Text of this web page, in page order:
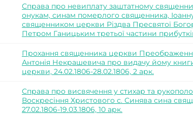
Справа про невиплату заштатному
онукам, синам померлого священника,
священником церкви Різдва Пресвятої
Петром Ганицьким третьої частини
Прохання священника церкви
Антонія Некрашевича про видачу йому
церкви, 24.02.1806-28.02.1806, 2 арк.
Справа про висвячення у стихар та
Воскресіння Христового с. Синява сина
27.02.1806-19.03.1806, 10 арк.